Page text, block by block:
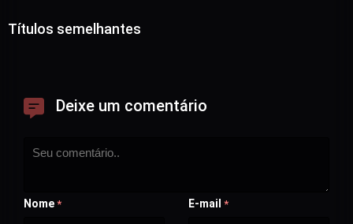
Títulos semelhantes
Deixe um comentário
Nome * E-mail *